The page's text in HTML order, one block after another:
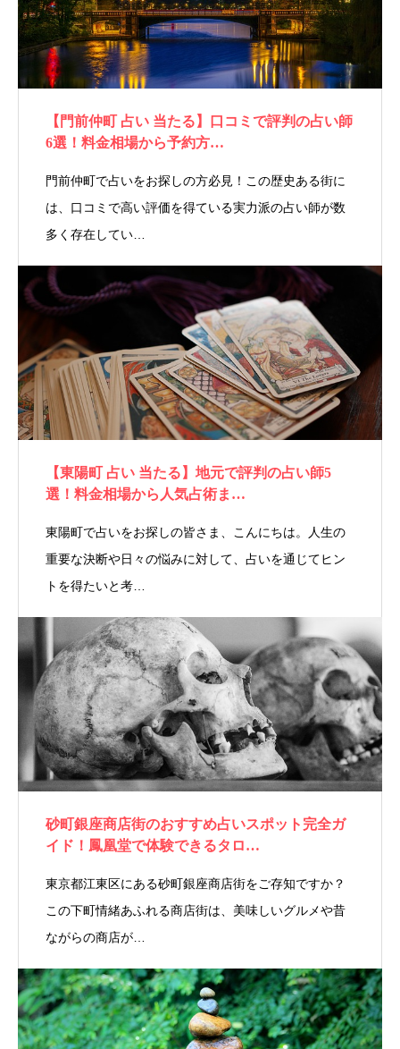
【門前仲町 占い 当たる】口コミで評判の占い師
6選！料金相場から予約方…
門前仲町で占いをお探しの方必見！この歴史ある街に
は、口コミで高い評価を得ている実力派の占い師が数
多く存在してい…
【東陽町 占い 当たる】地元で評判の占い師5
選！料金相場から人気占術ま…
東陽町で占いをお探しの皆さま、こんにちは。人生の
重要な決断や日々の悩みに対して、占いを通じてヒン
トを得たいと考…
砂町銀座商店街のおすすめ占いスポット完全ガ
イド！鳳凰堂で体験できるタロ…
東京都江東区にある砂町銀座商店街をご存知ですか？
この下町情緒あふれる商店街は、美味しいグルメや昔
ながらの商店が…